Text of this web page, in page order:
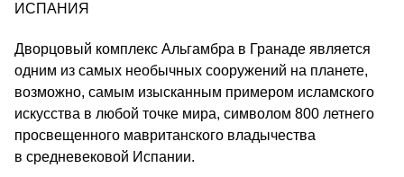
ИСПАНИЯ
Дворцовый комплекс Альгамбра в Гранаде является
одним из самых необычных сооружений на планете,
возможно, самым изысканным примером исламского
искусства в любой точке мира, символом 800 летнего
просвещенного мавританского владычества
в средневековой Испании.